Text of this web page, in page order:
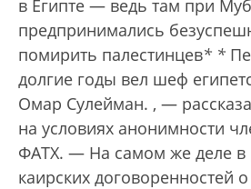
в Египте — ведь там при
предпринимались
помирить палестинцев* *
долгие годы вел шеф
Омар Сулейман. , —
на условиях анонимности
ФАТХ. — На самом же деле в
каирских договоренностей